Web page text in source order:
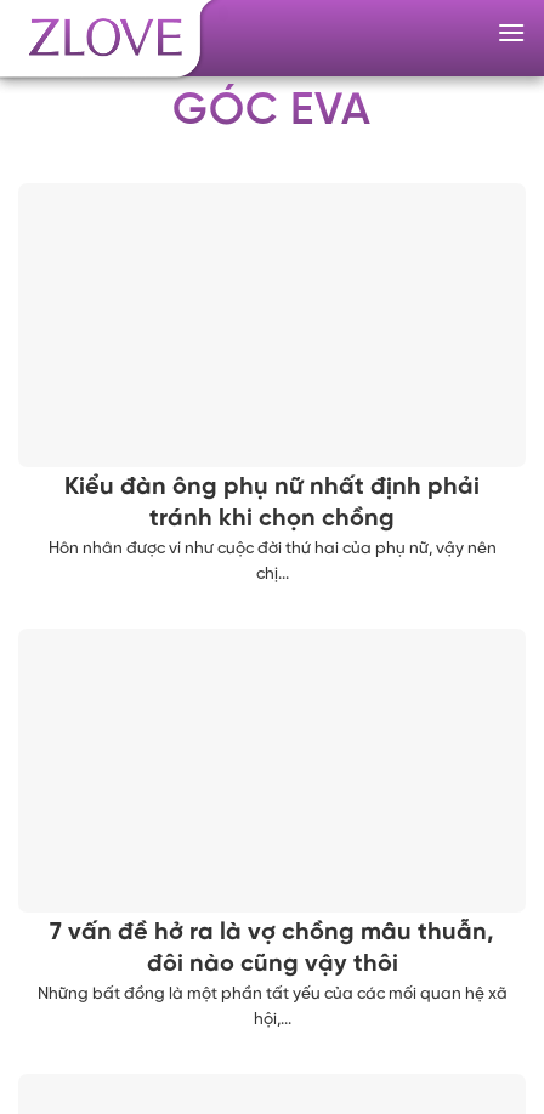
Skip
content
GÓC EVA
Kiểu đàn ông phụ nữ nhất định phải
tránh khi chọn chồng
Hôn nhân được ví như cuộc đời thứ hai của phụ nữ, vậy nên
chị...
7 vấn đề hở ra là vợ chồng mâu thuẫn,
đôi nào cũng vậy thôi
Những bất đồng là một phần tất yếu của các mối quan hệ xã
hội,...